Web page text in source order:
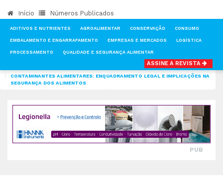
Início Números Publicados
ADITIVOS E NUTRIENTES AGROALIMENTAR CONSERVAÇÃO CONSUMO
EMBALAMENTO E ENGARRAFAMENTO EMPRESAS E MERCADOS LOGÍSTICA
PROCESSAMENTO QUALIDADE E SEGURANÇA ALIMENTAR
ASSINE A REVISTA
QUALIDADE E SEGURANÇA ALIMENTAR
CONTAMINANTES ALIMENTARES: ENQUADRAMENTO LEGAL E IMPLICAÇÕES NA
SEGURANÇA DOS ALIMENTOS
PUB